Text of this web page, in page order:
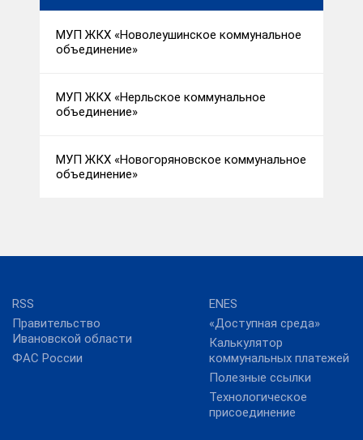
МУП ЖКХ «Новолеушинское коммунальное
объединение»
МУП ЖКХ «Нерльское коммунальное
объединение»
МУП ЖКХ «Новогоряновское коммунальное
объединение»
RSS
Правительство
Ивановской области
ФАС России
ENES
«Доступная среда»
Калькулятор
коммунальных платежей
Полезные ссылки
Технологическое
присоединение